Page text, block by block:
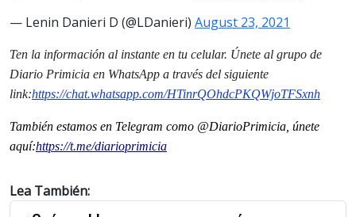
— Lenin Danieri D (@LDanieri) August 23, 2021
Ten la información al instante en tu celular. Únete al grupo de
Diario Primicia en WhatsApp a través del siguiente
link:https://chat.whatsapp.com/HTinrQOhdcPKQWjoTFSxnh
También estamos en Telegram como @DiarioPrimicia, únete
aquí:https://t.me/diarioprimicia
Lea También: